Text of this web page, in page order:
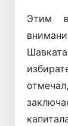
Этим